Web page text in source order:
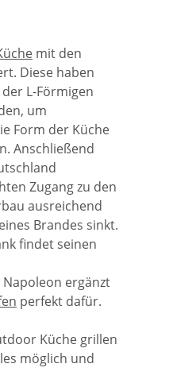
mit den
Diese haben
L-Förmigen
um
Form der Küche
Anschließend
Zugang zu den
ausreichend
Brandes sinkt.
findet seinen
ergänzt
perfekt dafür.
Küche grillen
möglich und